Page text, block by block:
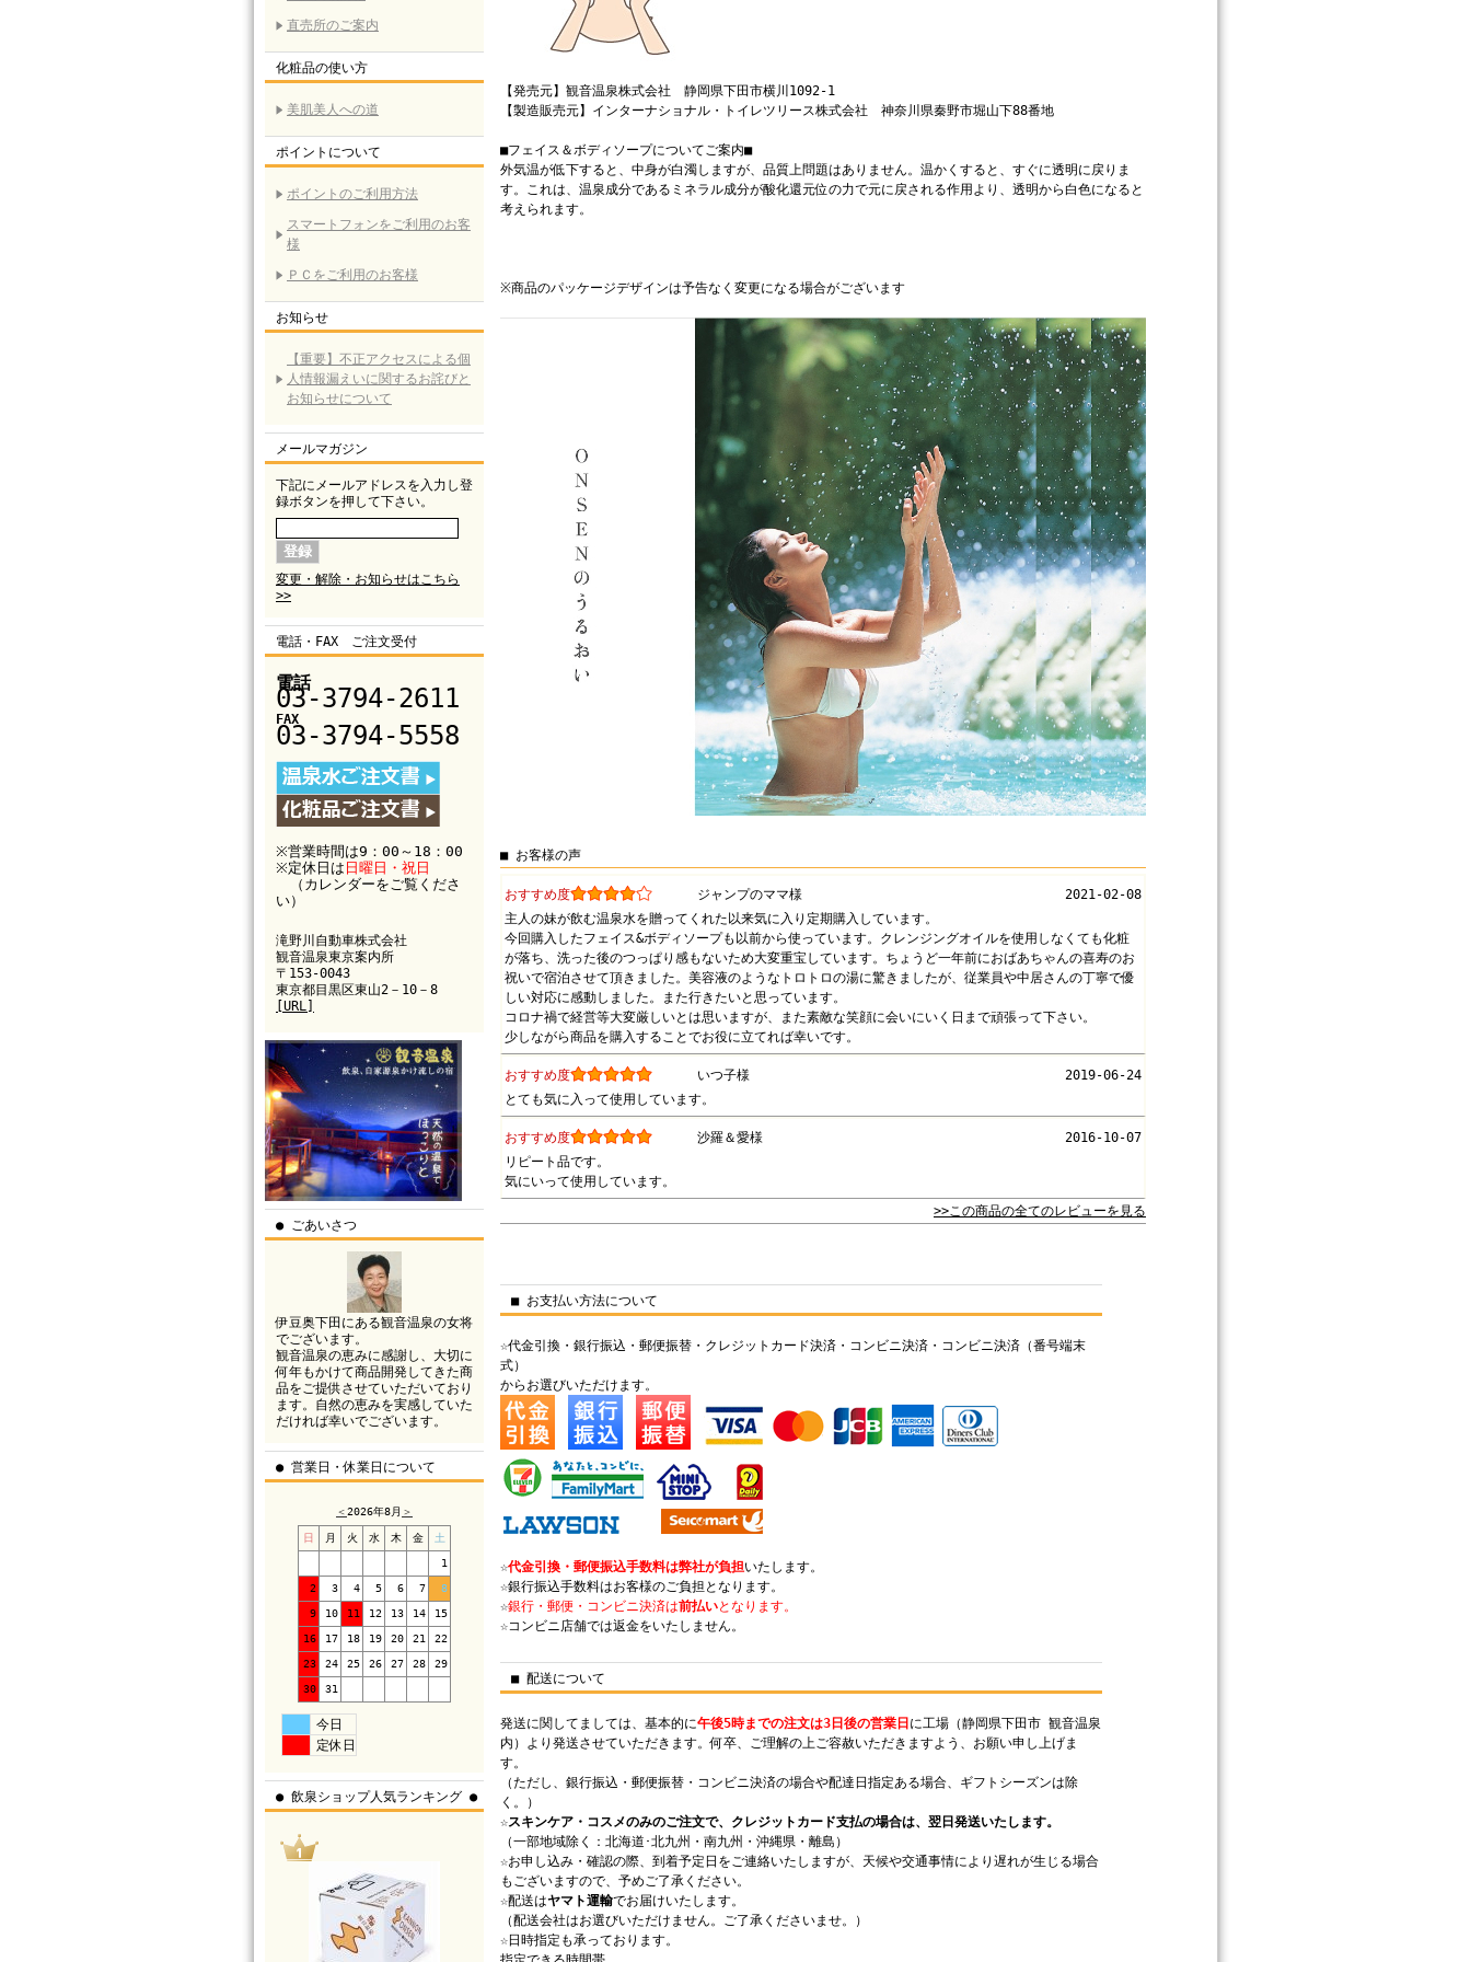
直売所のご案内
化粧品の使い方
美肌美人への道
ポイントについて
ポイントのご利用方法
スマートフォンをご利用のお客
様
ＰＣをご利用のお客様
お知らせ
【重要】不正アクセスによる個
人情報漏えいに関するお詫びと
お知らせについて
メールマガジン
下記にメールアドレスを入力し登
録ボタンを押して下さい。
変更・解除・お知らせはこちら
>>
電話・FAX ご注文受付
電話
03-3794-2611
FAX
03-3794-5558
※営業時間は9：00～18：00
※定休日は 日曜日・祝日
（カレンダーをご覧くださ
い）
滝野川自動車株式会社
観音温泉東京案内所
〒153-0043
東京都目黒区東山2－10－8
[URL]
● ごあいさつ
伊豆奥下田にある観音温泉の女将
でございます。
観音温泉の恵みに感謝し、大切に
何年もかけて商品開発してきた商
品をご提供させていただいており
ます。自然の恵みを実感していた
だければ幸いでございます。
● 営業日・休業日について
＜2026年8月 ＞
日 月 火 水 木 金 土
1
2 3 4 5 6 7 8
9 10 11 12 13 14 15
16 17 18 19 20 21 22
23 24 25 26 27 28 29
30 31
今日
定休日
● 飲泉ショップ人気ランキング ●
【発売元】観音温泉株式会社 静岡県下田市横川1092-1
【製造販売元】インターナショナル・トイレツリース株式会社 神奈川県秦野市堀山下88番地
■フェイス＆ボディソープについてご案内■
外気温が低下すると、中身が白濁しますが、品質上問題はありません。温かくすると、すぐに透明に戻りま
す。これは、温泉成分であるミネラル成分が酸化還元位の力で元に戻される作用より、透明から白色になると
考えられます。
※商品のパッケージデザインは予告なく変更になる場合がございます
■ お客様の声
おすすめ度 ジャンプのママ様
2021-02-08
主人の妹が飲む温泉水を贈ってくれた以来気に入り定期購入しています。
今回購入したフェイス&ボディソープも以前から使っています。クレンジングオイルを使用しなくても化粧
が落ち、洗った後のつっぱり感もないため大変重宝しています。ちょうど一年前におばあちゃんの喜寿のお
祝いで宿泊させて頂きました。美容液のようなトロトロの湯に驚きましたが、従業員や中居さんの丁寧で優
しい対応に感動しました。また行きたいと思っています。
コロナ禍で経営等大変厳しいとは思いますが、また素敵な笑顔に会いにいく日まで頑張って下さい。
少しながら商品を購入することでお役に立てれば幸いです。
おすすめ度 いつ子様
2019-06-24
とても気に入って使用しています。
おすすめ度 沙羅＆愛様
2016-10-07
リピート品です。
気にいって使用しています。
>>この商品の全てのレビューを見る
■ お支払い方法について
☆代金引換・銀行振込・郵便振替・クレジットカード決済・コンビニ決済・コンビニ決済（番号端末
式）
からお選びいただけます。
☆代金引換・郵便振込手数料は弊社が負担いたします。
☆銀行振込手数料はお客様のご負担となります。
☆銀行・郵便・コンビニ決済は前払いとなります。
☆コンビニ店舗では返金をいたしません。
■ 配送について
発送に関してましては、基本的に午後5時までの注文は3日後の営業日 に工場（静岡県下田市 観音温泉
内）より発送させていただきます。何卒、ご理解の上ご容赦いただきますよう、お願い申し上げま
す。
（ただし、銀行振込・郵便振替・コンビニ決済の場合や配達日指定ある場合、ギフトシーズンは除
く。）
☆スキンケア・コスメのみのご注文で、クレジットカード支払の場合は、翌日発送いたします。
（一部地域除く：北海道･北九州・南九州・沖縄県・離島）
☆お申し込み・確認の際、到着予定日をご連絡いたしますが、天候や交通事情により遅れが生じる場合
もございますので、予めご了承ください。
☆配送はヤマト運輸でお届けいたします。
（配送会社はお選びいただけません。ご了承くださいませ。）
☆日時指定も承っております。